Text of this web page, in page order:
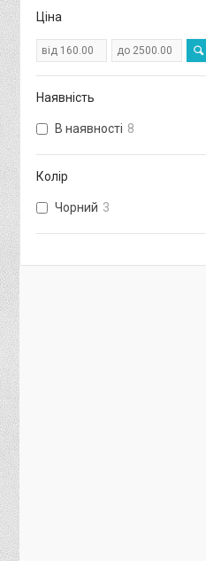
Ціна
Наявність
В наявності 8
Колір
Чорний 3